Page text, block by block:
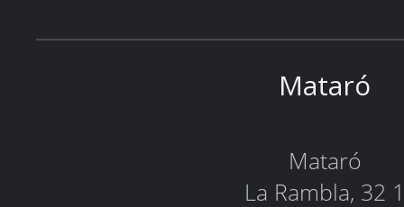
Mataró
Mataró
La Rambla, 32 1